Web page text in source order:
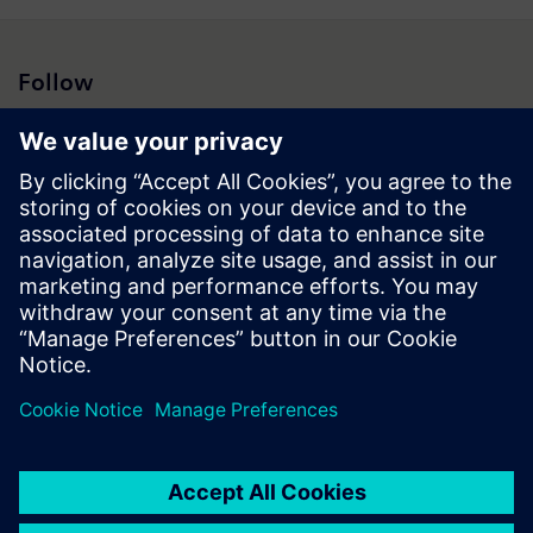
Follow
Press Brazil
© Siemens 1996 – 2026
Informações Corporativas
Política de Privacidade
Política de Cookies
ID Digital